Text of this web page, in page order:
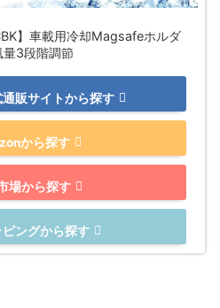
】車載用冷却Magsafeホルダ
量3段階調節
販サイトから探す
から探す
場から探す
ングから探す